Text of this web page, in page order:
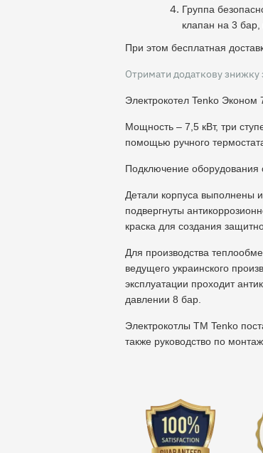
Группа
клапан на 3
При этом бесплатная
Отримати додаткову знижку
Электрокотел Tenko Эконом
Мощность – 7,5 кВт, три
помощью ручного
Подключение
Детали корпуса выполнены
подвергнуты
краска для создания
Для производства
ведущего украинского
эксплуатации проходит
давлении 8 бар.
Электрокотлы ТМ Tenko
также руководство по